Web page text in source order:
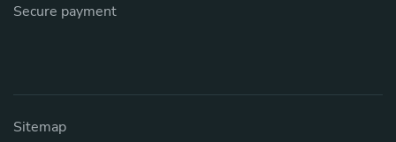
Secure payment
Sitemap